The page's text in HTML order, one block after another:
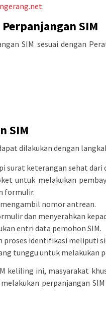
.
SIM
SIM sesuai dengan
SIM
dilakukan dengan
surat keterangan sehat dari
untuk melakukan
formulir.
nomor antrean.
dan menyerahkan
entri data pemohon SIM.
proses identifikasi meliputi
tunggu untuk melakukan
keliling ini, masyarakat
perpanjangan